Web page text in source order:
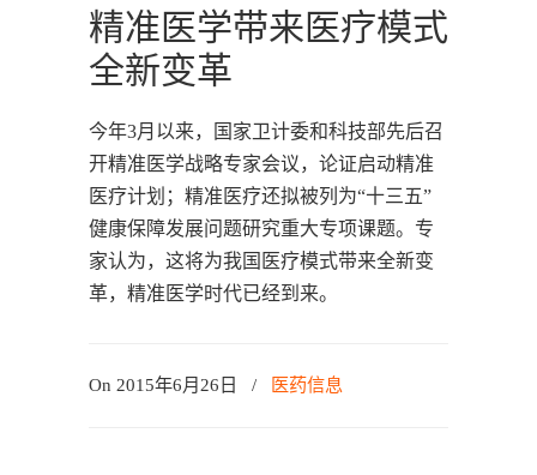
精准医学带来医疗模式
全新变革
今年3月以来，国家卫计委和科技部先后召
开精准医学战略专家会议，论证启动精准
医疗计划；精准医疗还拟被列为“十三五”
健康保障发展问题研究重大专项课题。专
家认为，这将为我国医疗模式带来全新变
革，精准医学时代已经到来。
On 2015年6月26日 / 医药信息